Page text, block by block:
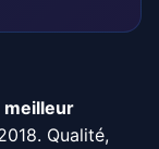
meilleur
Qualité,